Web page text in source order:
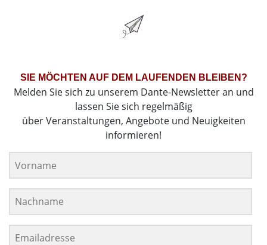
SIE MÖCHTEN AUF DEM LAUFENDEN BLEIBEN?
Melden Sie sich zu unserem Dante-Newsletter an und
lassen Sie sich regelmäßig
über Veranstaltungen, Angebote und Neuigkeiten
informieren!